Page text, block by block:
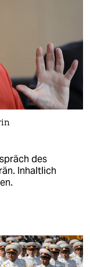
des
Inhaltlich